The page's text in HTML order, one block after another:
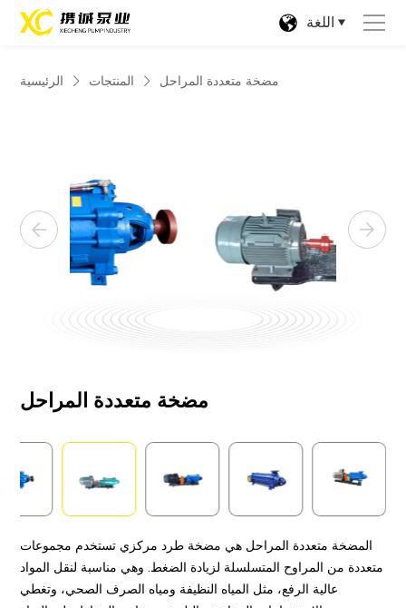
اللغة
الرئيسية المنتجات مضخة متعددة المراحل
مضخة متعددة المراحل
المضخة متعددة المراحل هي مضخة طرد مركزي تستخدم مجموعات
متعددة من المراوح المتسلسلة لزيادة الضغط. وهي مناسبة لنقل المواد
عالية الرفع، مثل المياه النظيفة ومياه الصرف الصحي، وتغطي